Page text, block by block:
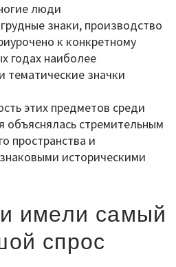
люди
знаки, производство
к конкретному
годах наиболее
тематические значки
этих предметов среди
объяснялась стремительным
пространства и
историческими
имели самый
спрос